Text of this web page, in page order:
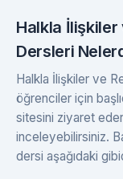
Halkla İlişkiler
Dersleri
Halkla İlişkiler ve
öğrenciler için
sitesini ziyaret
inceleyebilirsiniz.
dersi aşağıdaki